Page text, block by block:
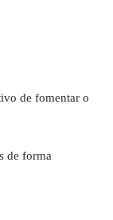
de fomentar o
de forma